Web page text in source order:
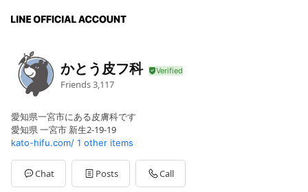
かとう皮フ科
Friends3,117
愛知県一宮市にある皮膚科です
愛知県 一宮市 新生2-19-19
kato-hifu.com/ 1 other items
Chat Posts Call